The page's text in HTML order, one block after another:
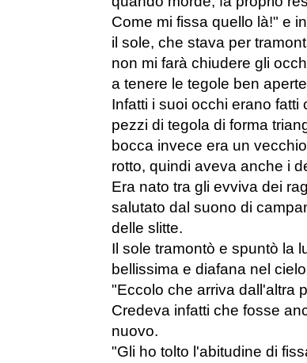
Come mi fissa quello là!" e
il sole, che stava per
non mi farà chiudere gli
a tenere le tegole ben
Infatti i suoi occhi erano fatti
pezzi di tegola di forma
bocca invece era un
rotto, quindi aveva anche i
Era nato tra gli evviva dei
salutato dal suono di
delle slitte.
Il sole tramontò e spuntò la
bellissima e diafana nel
"Eccolo che arriva dall'altra
Credeva infatti che fosse
nuovo.
"Gli ho tolto l'abitudine di